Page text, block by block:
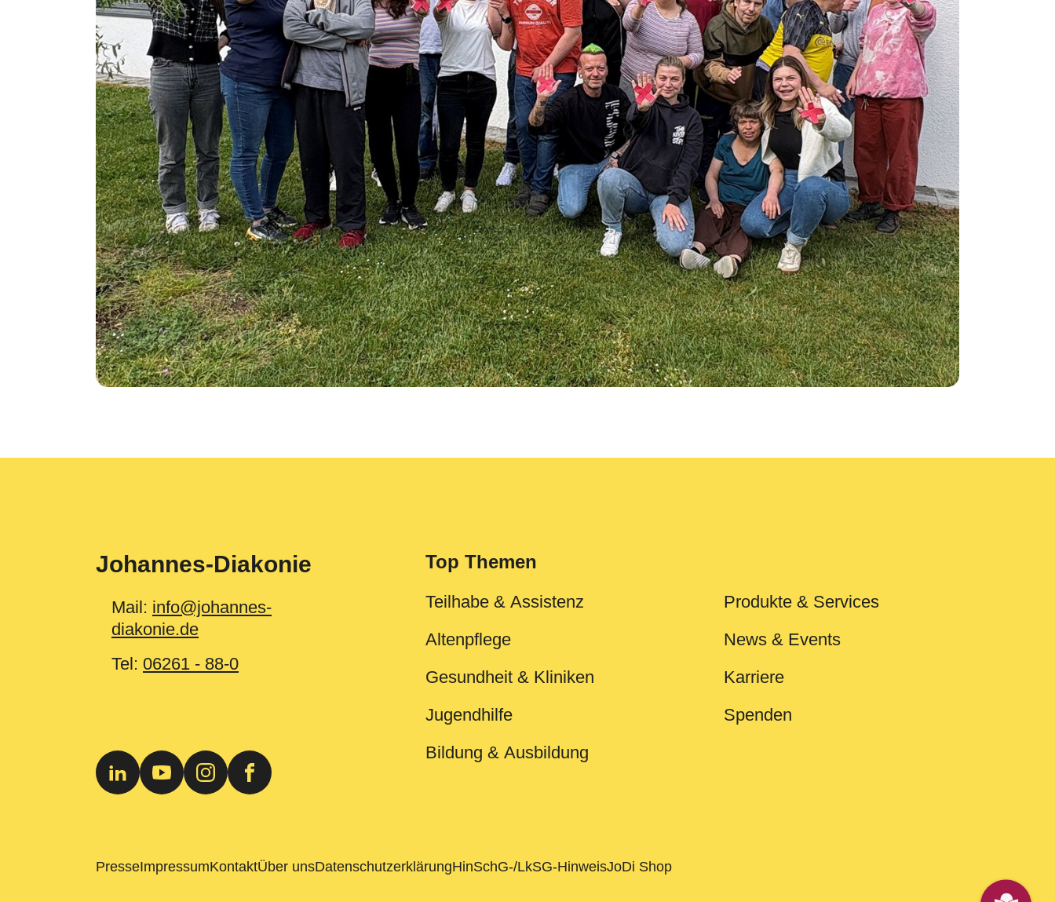
Johannes-Diakonie
Mail: info@johannes-
diakonie.de
Tel: 06261 - 88-0
Top Themen
Teilhabe & Assistenz
Altenpflege
Gesundheit & Kliniken
Jugendhilfe
Bildung & Ausbildung
Produkte & Services
News & Events
Karriere
Spenden
PresseImpressumKontaktÜber unsDatenschutzerklärungHinSchG-/LkSG-HinweisJoDi Shop